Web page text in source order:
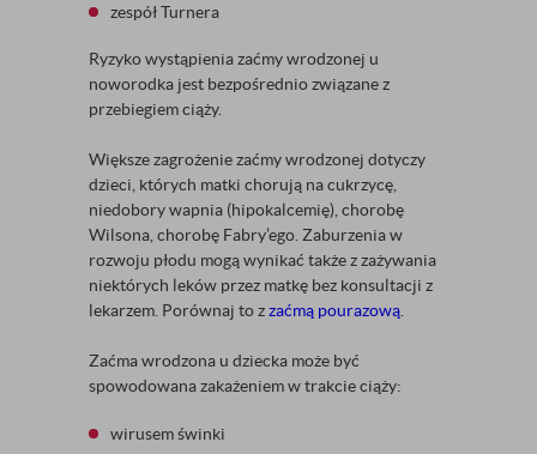
zespół Turnera
Ryzyko wystąpienia zaćmy wrodzonej u
noworodka jest bezpośrednio związane z
przebiegiem ciąży.
Większe zagrożenie zaćmy wrodzonej dotyczy
dzieci, których matki chorują na cukrzycę,
niedobory wapnia (hipokalcemię), chorobę
Wilsona, chorobę Fabry’ego. Zaburzenia w
rozwoju płodu mogą wynikać także z zażywania
niektórych leków przez matkę bez konsultacji z
lekarzem. Porównaj to zzaćmą pourazową.
Zaćma wrodzona u dziecka może być
spowodowana zakażeniem w trakcie ciąży:
wirusem świnki